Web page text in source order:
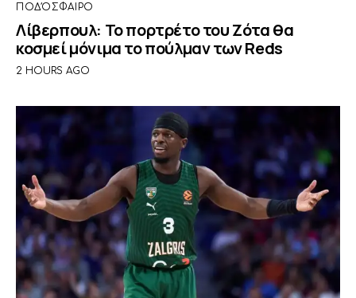
ΠΟΔΌΣΦΑΙΡΟ
Λίβερπουλ: Το πορτρέτο του Ζότα θα
κοσμεί μόνιμα το πούλμαν των Reds
2 HOURS AGO